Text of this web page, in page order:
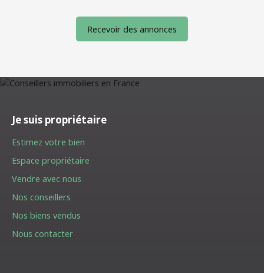
Recevoir des annonces
Je suis propriétaire
Estimez votre bien
Espace propriétaire
Vendre avec nous
Nos conseillers
Nos biens vendus
Nous contacter